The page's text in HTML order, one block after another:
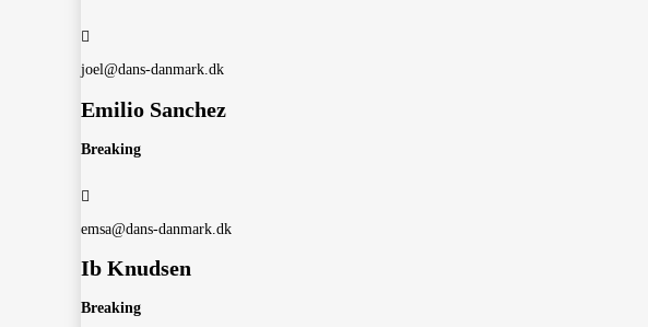
joel@dans-danmark.dk
Emilio Sanchez
Breaking
emsa@dans-danmark.dk
Ib Knudsen
Breaking